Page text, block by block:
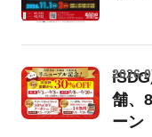
舗、
ーン
2026-